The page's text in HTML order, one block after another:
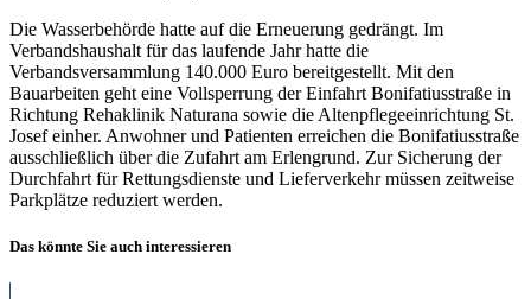
Die Wasserbehörde hatte auf die Erneuerung gedrängt. Im
Verbandshaushalt für das laufende Jahr hatte die
Verbandsversammlung 140.000 Euro bereitgestellt. Mit den
Bauarbeiten geht eine Vollsperrung der Einfahrt Bonifatiusstraße in
Richtung Rehaklinik Naturana sowie die Altenpflegeeinrichtung St.
Josef einher. Anwohner und Patienten erreichen die Bonifatiusstraße
ausschließlich über die Zufahrt am Erlengrund. Zur Sicherung der
Durchfahrt für Rettungsdienste und Lieferverkehr müssen zeitweise
Parkplätze reduziert werden.
Das könnte Sie auch interessieren